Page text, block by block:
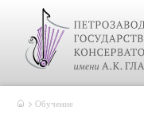
Обучение